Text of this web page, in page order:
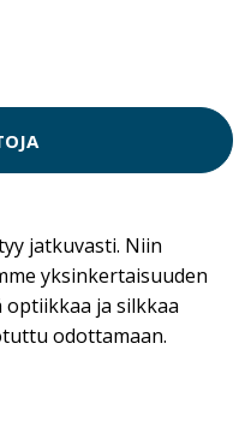
jatkuvasti. Niin
yksinkertaisuuden
ja silkkaa
odottamaan.